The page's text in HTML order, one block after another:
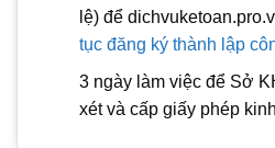
lệ) để
tục đăng ký thành lập
3 ngày làm việc để Sở
xét và cấp giấy phép